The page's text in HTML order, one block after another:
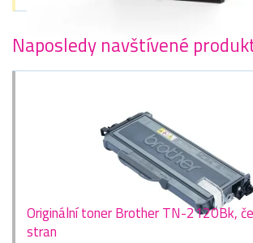
Naposledy navštívené
Originální toner Brother TN-2120Bk,
stran